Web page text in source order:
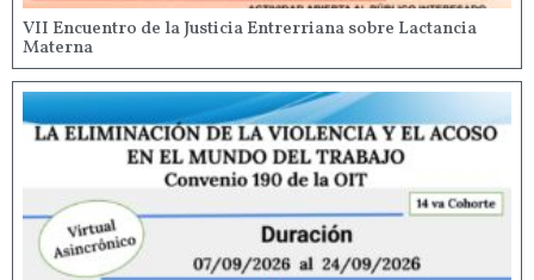
VII Encuentro de la Justicia Entrerriana sobre Lactancia
Materna